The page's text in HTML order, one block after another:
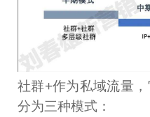
社群+作为私域流量
分为三种模式：